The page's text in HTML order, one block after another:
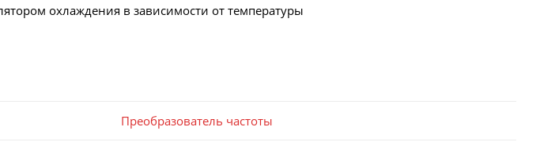
охлаждения в зависимости от температуры
Преобразователь частоты